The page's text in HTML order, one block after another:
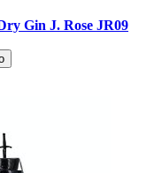
Gin J. Rose JR09